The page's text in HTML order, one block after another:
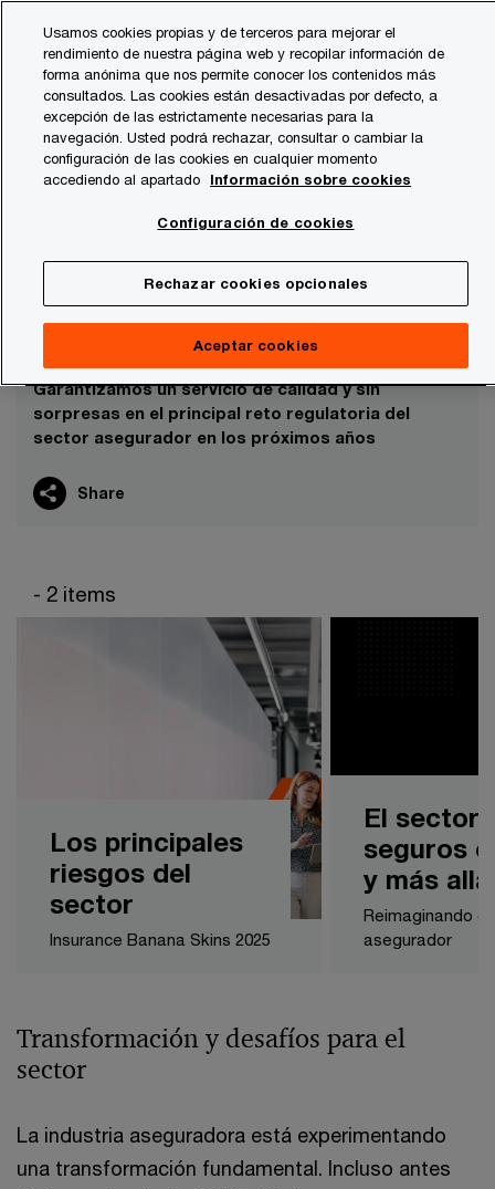
content
footer
Seguros
Garantizamos un servicio de calidad y sin
sorpresas en el principal reto regulatoria del
sector asegurador en los próximos años
Share
- 2 items
Los principales
riesgos del
sector
Insurance Banana Skins 2025
El sector
seguros
y más allá
Reimaginando
asegurador
Transformación y desafíos para el
sector
La industria aseguradora está experimentando
una transformación fundamental. Incluso antes
Usamos cookies propias y de terceros para mejorar el
rendimiento de nuestra página web y recopilar información de
forma anónima que nos permite conocer los contenidos más
consultados. Las cookies están desactivadas por defecto, a
excepción de las estrictamente necesarias para la
navegación. Usted podrá rechazar, consultar o cambiar la
configuración de las cookies en cualquier momento
accediendo al apartado
Información sobre cookies
Configuración de cookies
Rechazar cookies opcionales
Aceptar cookies